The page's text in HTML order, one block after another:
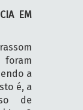
EM
foram
a
é, a
de